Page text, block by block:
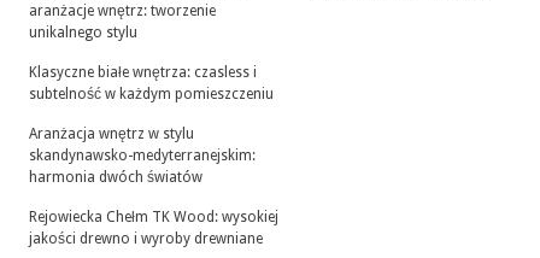
aranżacje wnętrz: tworzenie
unikalnego stylu
Klasyczne białe wnętrza: czasless i
subtelność w każdym pomieszczeniu
Aranżacja wnętrz w stylu
skandynawsko-medyterranejskim:
harmonia dwóch światów
Rejowiecka Chełm TK Wood: wysokiej
jakości drewno i wyroby drewniane